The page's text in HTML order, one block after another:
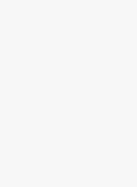
以旧换新国家政府补